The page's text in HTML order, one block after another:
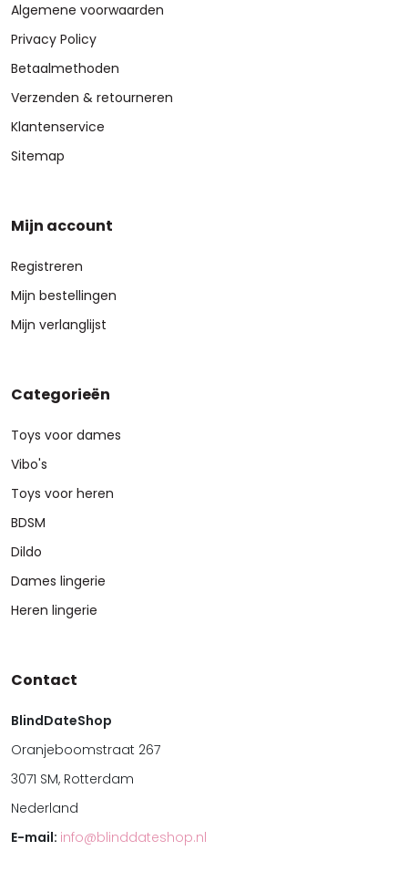
Algemene voorwaarden
Privacy Policy
Betaalmethoden
Verzenden & retourneren
Klantenservice
Sitemap
Mijn account
Registreren
Mijn bestellingen
Mijn verlanglijst
Categorieën
Toys voor dames
Vibo's
Toys voor heren
BDSM
Dildo
Dames lingerie
Heren lingerie
Contact
BlindDateShop
Oranjeboomstraat 267
3071 SM, Rotterdam
Nederland
E-mail: info@blinddateshop.nl